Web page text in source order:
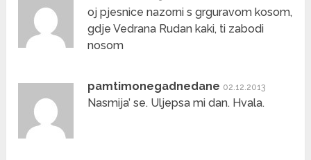
oj pjesnice nazorni s grguravom kosom,
gdje Vedrana Rudan kaki, ti zabodi
nosom
pamtimonegadnedane 02.12.2013
Nasmija’ se. Uljepsa mi dan. Hvala.